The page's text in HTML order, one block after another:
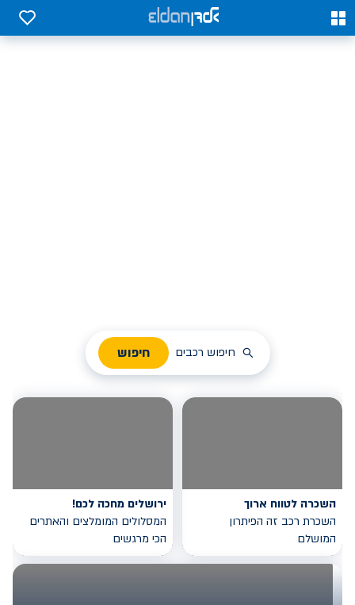
0
0
חיפוש רכבים חיפוש
השכרה לטווח ארוך
השכרת רכב זה הפיתרון
המושלם
ירושלים מחכה לכם!
המסלולים המומלצים והאתרים
הכי מרגשים